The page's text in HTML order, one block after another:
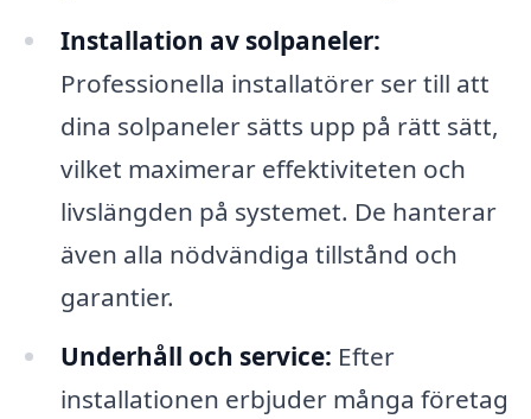
Installation av solpaneler:
Professionella installatörer ser till att
dina solpaneler sätts upp på rätt sätt,
vilket maximerar effektiviteten och
livslängden på systemet. De hanterar
även alla nödvändiga tillstånd och
garantier.
Underhåll och service: Efter
installationen erbjuder många företag